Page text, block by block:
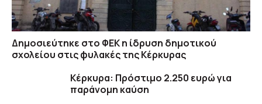
Δημοσιεύτηκε στο ΦΕΚ η ίδρυση δημοτικού
σχολείου στις φυλακές της Κέρκυρας
Κέρκυρα: Πρόστιμο 2.250 ευρώ για
παράνομη καύση